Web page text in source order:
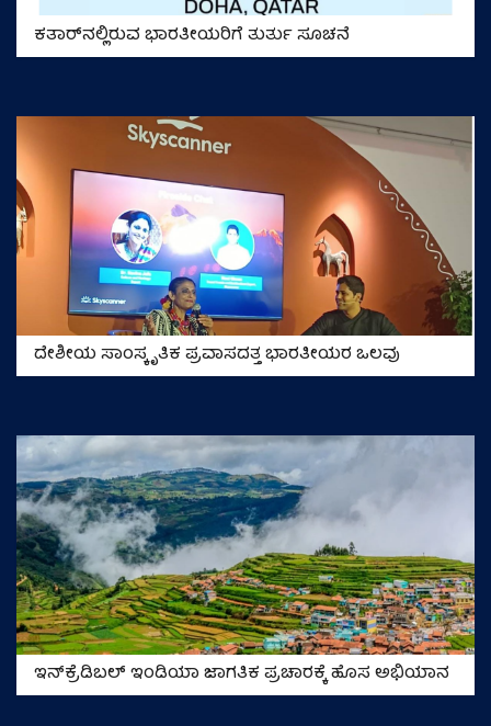
ಕತಾರ್‌ನಲ್ಲಿರುವ ಭಾರತೀಯರಿಗೆ ತುರ್ತು ಸೂಚನೆ
ದೇಶೀಯ ಸಾಂಸ್ಕೃತಿಕ ಪ್ರವಾಸದತ್ತ ಭಾರತೀಯರ ಒಲವು
ಇನ್‌ಕ್ರೆಡಿಬಲ್ ಇಂಡಿಯಾ ಜಾಗತಿಕ ಪ್ರಚಾರಕ್ಕೆ ಹೊಸ ಅಭಿಯಾನ